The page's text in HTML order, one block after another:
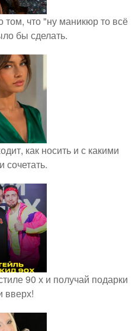
что "ну маникюр то всё
бы сделать.
как носить и с какими
сочетать.
90 х и получай подарки
вверх!